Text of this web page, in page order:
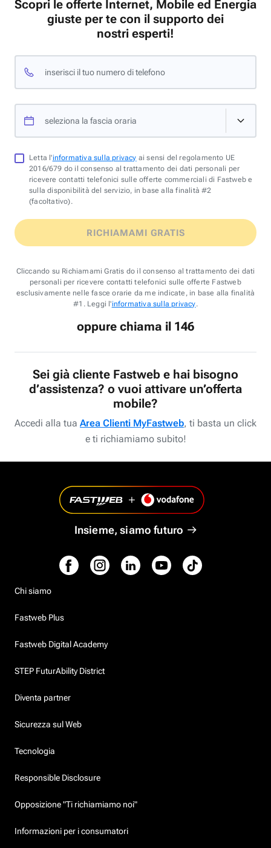
Scopri le offerte Internet, Mobile ed Energia
giuste per te con il supporto dei
nostri esperti!
inserisci il tuo numero di telefono
seleziona la fascia oraria
Letta l'informativa sulla privacy ai sensi del regolamento UE
2016/679 do il consenso al trattamento dei dati personali per
ricevere contatti telefonici sulle offerte commerciali di Fastweb e
sulla disponibilità del servizio, in base alla finalità #2
(facoltativo).
RICHIAMAMI GRATIS
Cliccando su Richiamami Gratis do il consenso al trattamento dei dati
personali per ricevere contatti telefonici sulle offerte Fastweb
esclusivamente nelle fasce orarie da me indicate, in base alla finalità
#1. Leggi l'informativa sulla privacy.
oppure chiama il 146
Sei già cliente Fastweb e hai bisogno
d’assistenza? o vuoi attivare un’offerta
mobile?
Accedi alla tua Area Clienti MyFastweb, ti basta un click
e ti richiamiamo subito!
Insieme, siamo futuro
Chi siamo
Fastweb Plus
Fastweb Digital Academy
STEP FuturAbility District
Diventa partner
Sicurezza sul Web
Tecnologia
Responsible Disclosure
Opposizione "Ti richiamiamo noi"
Informazioni per i consumatori